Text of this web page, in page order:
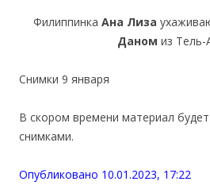
Филиппинка Ана Лиза
Даном из Тель-
Снимки 9 января
В скором времени материал
снимками.
Опубликовано 10.01.2023, 17:22